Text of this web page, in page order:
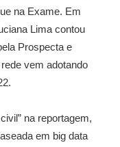
na Exame. Em
Lima contou
Prospecta e
vem adotando
na reportagem,
em big data